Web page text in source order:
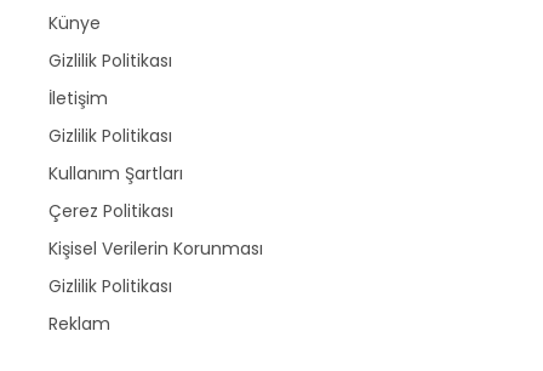
Künye
Gizlilik Politikası
İletişim
Gizlilik Politikası
Kullanım Şartları
Çerez Politikası
Kişisel Verilerin Korunması
Gizlilik Politikası
Reklam